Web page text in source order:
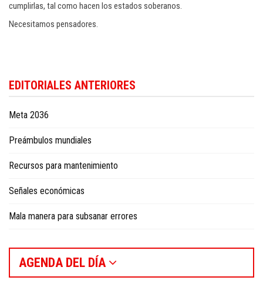
cumplirlas, tal como hacen los estados soberanos.
Necesitamos pensadores.
EDITORIALES ANTERIORES
Meta 2036
Preámbulos mundiales
Recursos para mantenimiento
Señales económicas
Mala manera para subsanar errores
AGENDA DEL DÍA